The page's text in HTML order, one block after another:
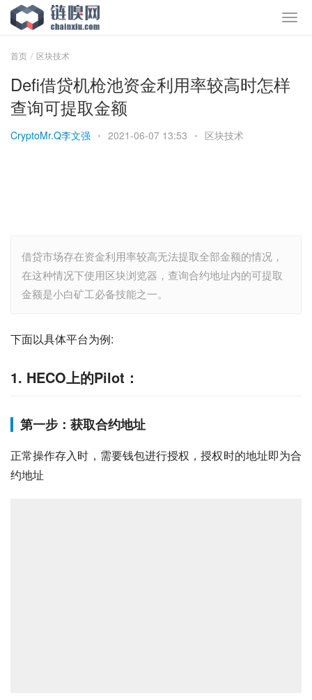
首页 区块技术
Defi借贷机枪池资金利用率较高时怎样
查询可提取金额
CryptoMr.Q李文强 • 2021-06-07 13:53 • 区块技术
借贷市场存在资金利用率较高无法提取全部金额的情况，
在这种情况下使用区块浏览器，查询合约地址内的可提取
金额是小白矿工必备技能之一。
下面以具体平台为例:
1. HECO上的Pilot：
第一步：获取合约地址
正常操作存入时，需要钱包进行授权，授权时的地址即为合
约地址